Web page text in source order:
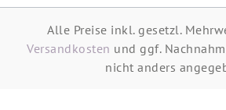
Alle Preise inkl. gesetzl.
Versandkosten und ggf.
nicht anders